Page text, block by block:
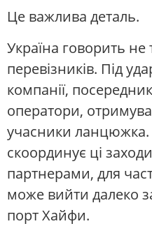
Це важлива деталь.
Україна говорить не
перевізників. Під
компанії,
оператори,
учасники ланцюжка.
скоординує ці
партнерами, для
може вийти далеко
порт Хайфи.